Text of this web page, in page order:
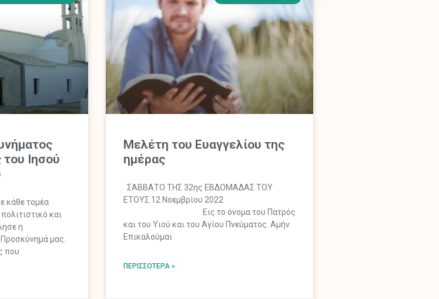
του Ιησού
κάθε τομέα
και
η
μας.
που
Mελέτη του Ευαγγελίου της
ημέρας
ΣΑΒΒΑΤΟ ΤΗΣ 32ης ΕΒΔΟΜΑΔΑΣ ΤΟΥ
ΕΤΟΥΣ 12 Νοεμβρίου 2022
Εις το όνομα του Πατρός
και του Υιού και του Αγίου Πνεύματος. Αμήν
Επικαλούμαι
ΠΕΡΙΣΣΌΤΕΡΑ »